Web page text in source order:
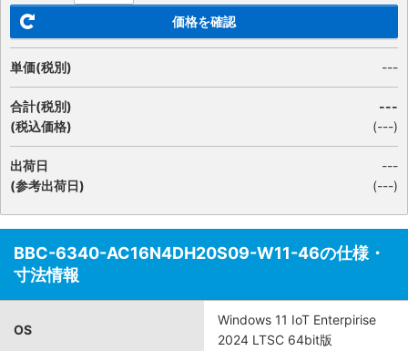
価格を確認
単価(税別) ---
合計(税別)
(税込価格)
---
(---)
出荷日
(参考出荷日)
---
(---)
BBC-6340-AC16N4DH20S09-W11-46の仕様・
寸法情報
OS
Windows 11 IoT Enterpirise
2024 LTSC 64bit版